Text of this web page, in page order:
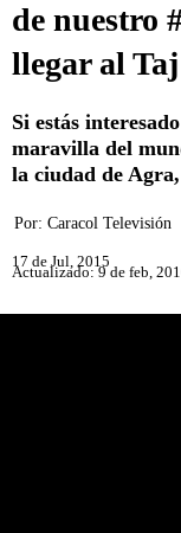
de nuestro
llegar al
Si estás
maravilla del
la ciudad de
Por: Caracol Televisión
17 de Jul, 2015
Actualizado: 9 de feb,